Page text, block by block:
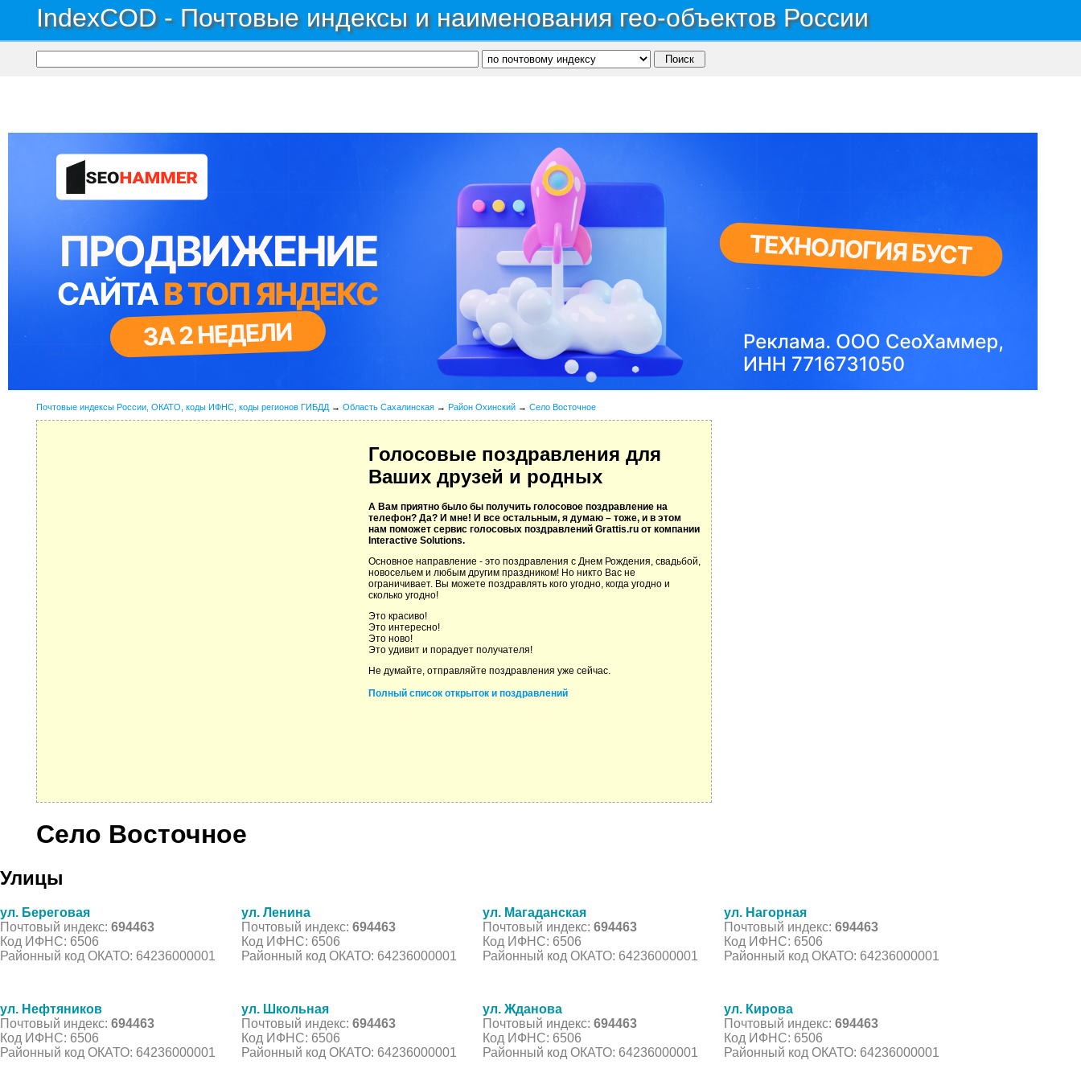
IndexCOD - Почтовые индексы и наименования гео-объектов России
Почтовые индексы России, ОКАТО, коды ИФНС, коды регионов ГИБДД → Область Сахалинская → Район Охинский → Село Восточное
Голосовые поздравления для
Ваших друзей и родных
А Вам приятно было бы получить голосовое поздравление на
телефон? Да? И мне! И все остальным, я думаю – тоже, и в этом
нам поможет сервис голосовых поздравлений Grattis.ru от компании
Interactive Solutions.
Основное направление - это поздравления с Днем Рождения, свадьбой,
новосельем и любым другим праздником! Но никто Вас не
ограничивает. Вы можете поздравлять кого угодно, когда угодно и
сколько угодно!
Это красиво!
Это интересно!
Это ново!
Это удивит и порадует получателя!
Не думайте, отправляйте поздравления уже сейчас.
Полный список открыток и поздравлений
Село Восточное
Улицы
ул. Береговая
Почтовый индекс: 694463
Код ИФНС: 6506
Районный код ОКАТО: 64236000001
ул. Ленина
Почтовый индекс: 694463
Код ИФНС: 6506
Районный код ОКАТО: 64236000001
ул. Магаданская
Почтовый индекс: 694463
Код ИФНС: 6506
Районный код ОКАТО: 64236000001
ул. Нагорная
Почтовый индекс: 694463
Код ИФНС: 6506
Районный код ОКАТО: 64236000001
ул. Нефтяников
Почтовый индекс: 694463
Код ИФНС: 6506
Районный код ОКАТО: 64236000001
ул. Школьная
Почтовый индекс: 694463
Код ИФНС: 6506
Районный код ОКАТО: 64236000001
ул. Жданова
Почтовый индекс: 694463
Код ИФНС: 6506
Районный код ОКАТО: 64236000001
ул. Кирова
Почтовый индекс: 694463
Код ИФНС: 6506
Районный код ОКАТО: 64236000001